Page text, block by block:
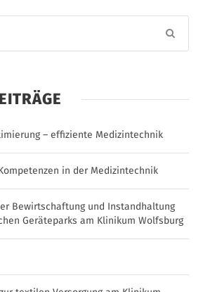
– effiziente Medizintechnik
in der Medizintechnik
Bewirtschaftung und Instandhaltung
Geräteparks am Klinikum Wolfsburg